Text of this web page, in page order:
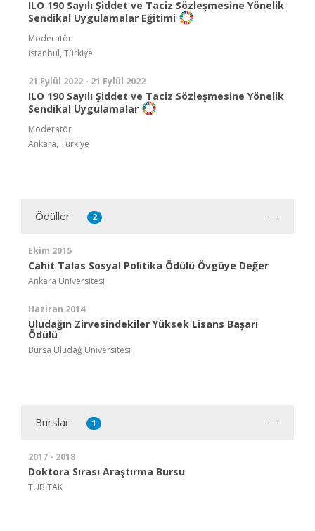
ILO 190 Sayılı Şiddet ve Taciz Sözleşmesine Yönelik
Sendikal Uygulamalar Eğitimi
Moderatör
İstanbul, Türkiye
21 Eylül 2022 - 21 Eylül 2022
ILO 190 Sayılı Şiddet ve Taciz Sözleşmesine Yönelik
Sendikal Uygulamalar
Moderatör
Ankara, Türkiye
Ödüller 2
Ekim 2015
Cahit Talas Sosyal Politika Ödülü Övgüye Değer
Ankara Üniversitesi
Haziran 2014
Uludağın Zirvesindekiler Yüksek Lisans Başarı
Ödülü
Bursa Uludağ Üniversitesi
Burslar 1
2017 - 2018
Doktora Sırası Araştırma Bursu
TÜBİTAK